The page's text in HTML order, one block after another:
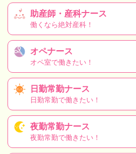
助産師・産科ナース
働くなら絶対産科！
オペナース
オペ室で働きたい！
日勤常勤ナース
日勤常勤で働きたい！
夜勤常勤ナース
夜勤常勤で働きたい！